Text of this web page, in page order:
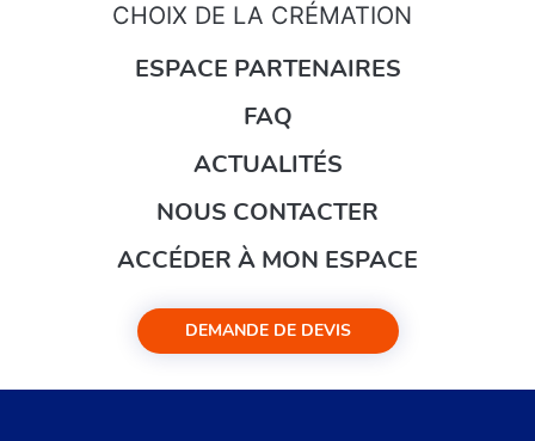
CHOIX DE LA CRÉMATION
ESPACE PARTENAIRES
FAQ
ACTUALITÉS
NOUS CONTACTER
ACCÉDER À MON ESPACE
DEMANDE DE DEVIS